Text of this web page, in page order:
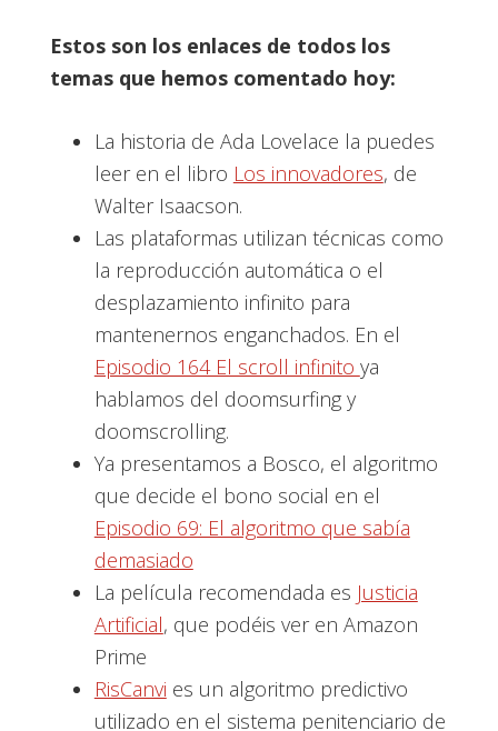
Estos son los enlaces de todos los
temas que hemos comentado hoy:
La historia de Ada Lovelace la puedes
leer en el libro Los innovadores, de
Walter Isaacson.
Las plataformas utilizan técnicas como
la reproducción automática o el
desplazamiento infinito para
mantenernos enganchados. En el
Episodio 164 El scroll infinito ya
hablamos del doomsurfing y
doomscrolling.
Ya presentamos a Bosco, el algoritmo
que decide el bono social en el
Episodio 69: El algoritmo que sabía
demasiado
La película recomendada es Justicia
Artificial, que podéis ver en Amazon
Prime
RisCanvi es un algoritmo predictivo
utilizado en el sistema penitenciario de